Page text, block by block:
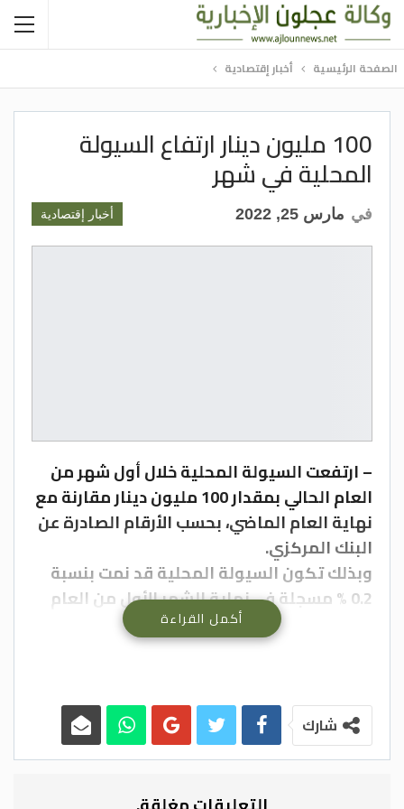
الصفحة الرئيسية أخبار إقتصادية
100 مليون دينار ارتفاع السيولة
المحلية في شهر
أخبار إقتصادية في مارس 25, 2022
– ارتفعت السيولة المحلية خلال أول شهر من
العام الحالي بمقدار 100 مليون دينار مقارنة مع
نهاية العام الماضي، بحسب الأرقام الصادرة عن
البنك المركزي.
وبذلك تكون السيولة المحلية قد نمت بنسبة
0.2 % مسجلة في نهاية الشهر الأول من العام
الحالي مستوى 39.6 مليار دينار مقارنة
بمستواها المسجل 39.5 مليار في نهاية العام
وتعد كل من الودائع والنقد المتداول من أهم
مكونات السيولة المحلية.
ويوجد تعريفات عدة للسيولة، منها أن يكون
على توفير الأموال بكلفة معقولة لمواجهة
أكمل القراءة
شارك